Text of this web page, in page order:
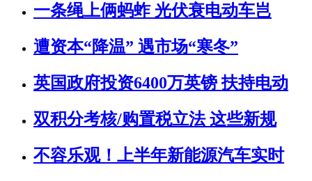
一条绳上俩蚂蚱 光伏衰电动车岂
遭资本“降温” 遇市场“寒冬”
英国政府投资6400万英镑 扶持电动
双积分考核/购置税立法 这些新规
不容乐观！上半年新能源汽车实时